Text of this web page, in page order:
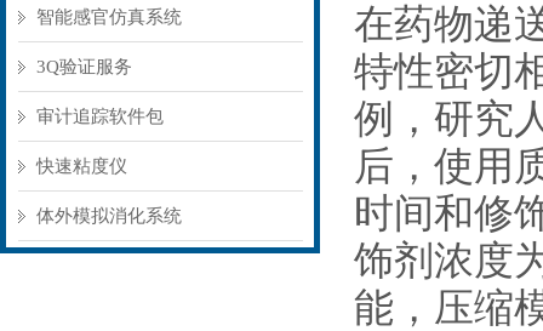
智能感官仿真系统
3Q验证服务
审计追踪软件包
快速粘度仪
体外模拟消化系统
在药物递
特性密切
例，研究
后，使用
时间和修
饰剂浓度
能，压缩